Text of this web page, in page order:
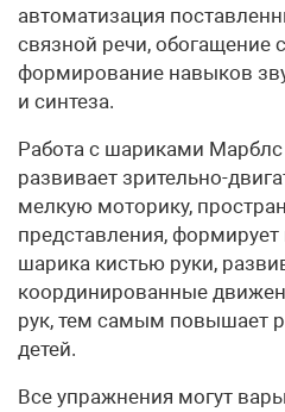
автоматизация
связной речи, обогащение
формирование навыков
и синтеза.
Работа с шариками Марблс
развивает зрительно-
мелкую моторику,
представления,
шарика кистью руки,
координированные
рук, тем самым повышает
детей.
Все упражнения могут